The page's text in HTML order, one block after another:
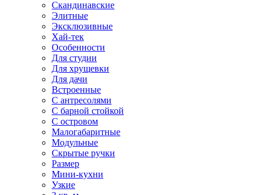
Скандинавские
Элитные
Эксклюзивные
Хай-тек
Особенности
Для студии
Для хрущевки
Для дачи
Встроенные
С антресолями
С барной стойкой
С островом
Малогабаритные
Модульные
Скрытые ручки
Размер
Мини-кухни
Узкие